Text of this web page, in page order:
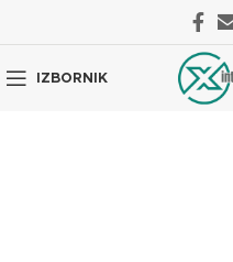
IZBORNIK